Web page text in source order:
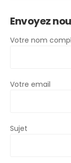
Envoyez
Votre nom
Votre email
Sujet